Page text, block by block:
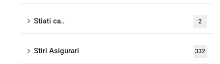
Stiati ca.. 2
Stiri Asigurari 332